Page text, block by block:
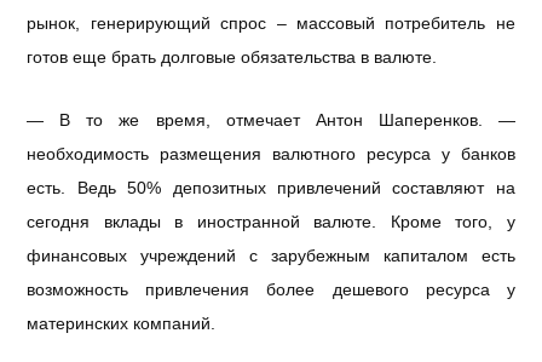
рынок, генерирующий спрос – массовый потребитель не
готов еще брать долговые обязательства в валюте.
— В то же время, отмечает Антон Шаперенков. —
необходимость размещения валютного ресурса у банков
есть. Ведь 50% депозитных привлечений составляют на
сегодня вклады в иностранной валюте. Кроме того, у
финансовых учреждений с зарубежным капиталом есть
возможность привлечения более дешевого ресурса у
материнских компаний.